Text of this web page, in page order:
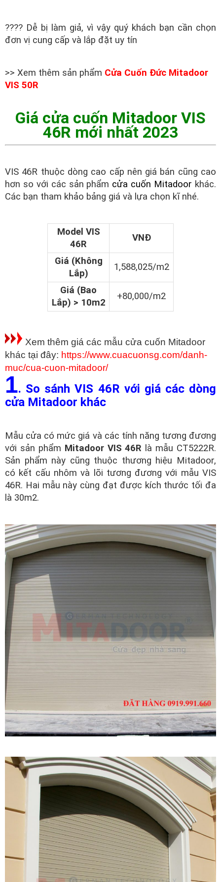
???? Dễ bị làm giả, vì vậy quý khách bạn cần chọn
đơn vị cung cấp và lắp đặt uy tín
>> Xem thêm sản phẩm Cửa Cuốn Đức Mitadoor
VIS 50R
Giá cửa cuốn Mitadoor VIS
46R mới nhất 2023
VIS 46R thuộc dòng cao cấp nên giá bán cũng cao
hơn so với các sản phẩm cửa cuốn Mitadoor khác.
Các bạn tham khảo bảng giá và lựa chọn kĩ nhé.
Model VIS
46R
VNĐ
Giá (Không
Lắp)
1,588,025/m2
Giá (Bao
Lắp) > 10m2
+80,000/m2
Xem thêm giá các mẫu cửa cuốn Mitadoor
khác tại đây: https://www.cuacuonsg.com/danh-
muc/cua-cuon-mitadoor/
1. So sánh VIS 46R với giá các dòng
cửa Mitadoor khác
Mẫu cửa có mức giá và các tính năng tương đương
với sản phẩm Mitadoor VIS 46R là mẫu CT5222R.
Sản phẩm này cũng thuộc thương hiệu Mitadoor,
có kết cấu nhôm và lõi tương đương với mẫu VIS
46R. Hai mẫu này cùng đạt được kích thước tối đa
là 30m2.